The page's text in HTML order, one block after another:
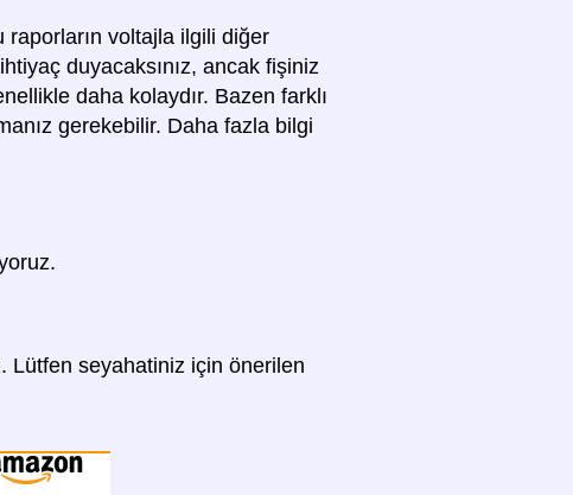
raporların voltajla ilgili diğer
duyacaksınız, ancak fişiniz
daha kolaydır. Bazen farklı
gerekebilir. Daha fazla bilgi
Lütfen seyahatiniz için önerilen